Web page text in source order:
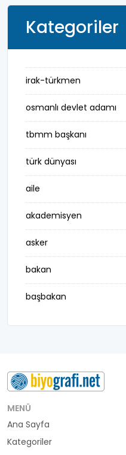
Kategoriler
irak-türkmen
osmanlı devlet adamı
tbmm başkanı
türk dünyası
aile
akademisyen
asker
bakan
başbakan
belediye başkanı
buluş
bürokrat
büyükelçi
MENÜ
Ana Sayfa
Kategoriler